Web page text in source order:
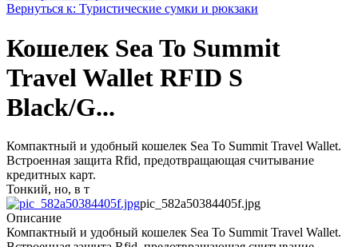
Вернуться к: Туристические сумки и рюкзаки
Кошелек Sea To Summit
Travel Wallet RFID S
Black/G...
Компактный и удобный кошелек Sea To Summit Travel Wallet.
Встроенная защита Rfid, предотвращающая считывание
кредитных карт.
Тонкий, но, в т
pic_582a50384405f.jpg
Описание
Компактный и удобный кошелек Sea To Summit Travel Wallet.